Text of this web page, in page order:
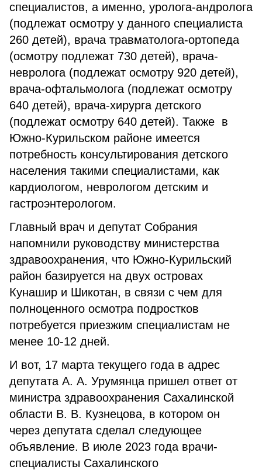
специалистов, а именно, уролога-андролога
(подлежат осмотру у данного специалиста
260 детей), врача травматолога-ортопеда
(осмотру подлежат 730 детей), врача-
невролога (подлежат осмотру 920 детей),
врача-офтальмолога (подлежат осмотру
640 детей), врача-хирурга детского
(подлежат осмотру 640 детей). Также в
Южно-Курильском районе имеется
потребность консультирования детского
населения такими специалистами, как
кардиологом, неврологом детским и
гастроэнтерологом.
Главный врач и депутат Собрания
напомнили руководству министерства
здравоохранения, что Южно-Курильский
район базируется на двух островах
Кунашир и Шикотан, в связи с чем для
полноценного осмотра подростков
потребуется приезжим специалистам не
менее 10-12 дней.
И вот, 17 марта текущего года в адрес
депутата А. А. Урумянца пришел ответ от
министра здравоохранения Сахалинской
области В. В. Кузнецова, в котором он
через депутата сделал следующее
объявление. В июле 2023 года врачи-
специалисты Сахалинского